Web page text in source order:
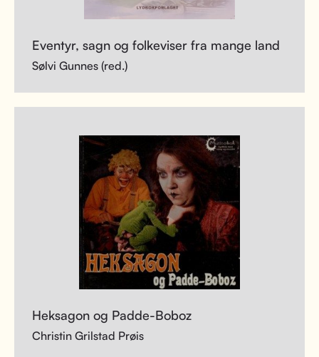
Eventyr, sagn og folkeviser fra mange land
Sølvi Gunnes (red.)
Heksagon og Padde-Boboz
Christin Grilstad Prøis